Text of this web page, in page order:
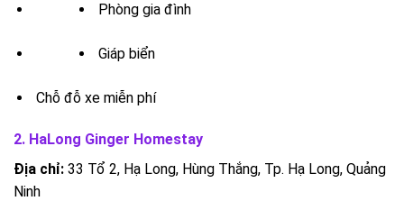
Phòng gia đình
Giáp biển
Chỗ đỗ xe miễn phí
2. HaLong Ginger Homestay
Địa chỉ: 33 Tổ 2, Hạ Long, Hùng Thắng, Tp. Hạ Long, Quảng
Ninh